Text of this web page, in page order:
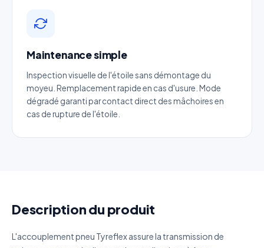
Maintenance simple
Inspection visuelle de l'étoile sans démontage du
moyeu. Remplacement rapide en cas d'usure. Mode
dégradé garanti par contact direct des mâchoires en
cas de rupture de l'étoile.
Description du produit
L'accouplement pneu Tyreflex assure la transmission de
Téléphone
Référence produit